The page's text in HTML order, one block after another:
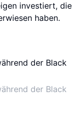
investiert, die
haben.
der Black